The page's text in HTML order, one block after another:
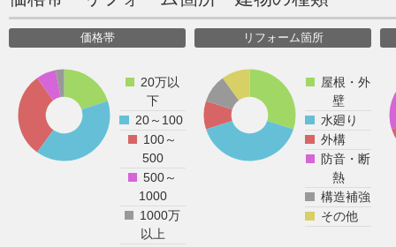
価格帯
20万以
下
20～100
100～
500
500～
1000
1000万
以上
リフォーム箇所
屋根・外
壁
水廻り
外構
防音・断
熱
構造補強
その他